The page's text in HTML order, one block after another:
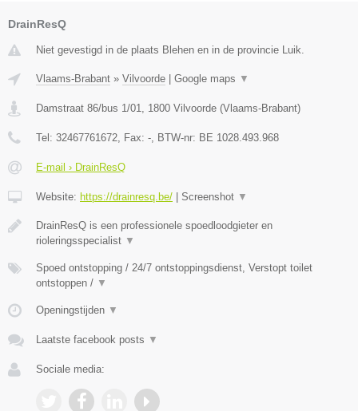
DrainResQ
Niet gevestigd in de plaats Blehen en in de provincie Luik.
Vlaams-Brabant » Vilvoorde | Google maps ▼
Damstraat 86/bus 1/01 1800 Vilvoorde (Vlaams-Brabant)
Tel: 32467761672 , Fax: - , BTW-nr: BE 1028.493.968
E-mail › DrainResQ
Website: https://drainresq.be/ | Screenshot ▼
DrainResQ is een professionele spoedloodgieter en
rioleringsspecialist ▼
Spoed ontstopping / 24/7 ontstoppingsdienst, Verstopt toilet
ontstoppen / ▼
Openingstijden ▼
Laatste facebook posts ▼
Sociale media: